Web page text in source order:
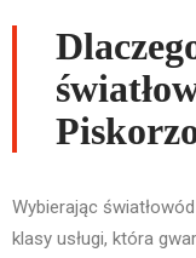
Wybierając
klasy usługi, która